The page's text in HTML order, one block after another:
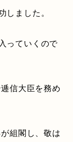
しました。
っていくので
信大臣を務め
組閣し、敬は